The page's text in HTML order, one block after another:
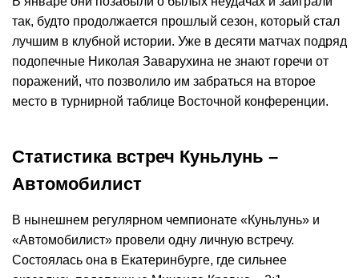
так, будто продолжается прошлый сезон, который стал
лучшим в клубной истории. Уже в десяти матчах подряд
подопечные Николая Заварухина не знают горечи от
поражений, что позволило им забраться на второе
место в турнирной таблице Восточной конференции.
Статистика встреч Куньлунь –
Автомобилист
В нынешнем регулярном чемпионате «Куньлунь» и
«Автомобилист» провели одну личную встречу.
Состоялась она в Екатеринбурге, где сильнее